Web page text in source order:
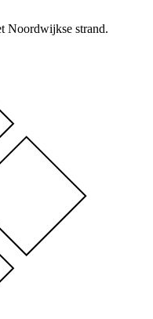
Noordwijkse strand.